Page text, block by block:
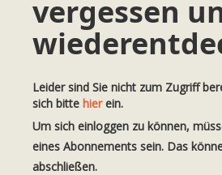
vergessen
Leider sind Sie nicht zum Zugriff
sich bitte hierein.
Um sich einloggen zu können,
eines Abonnements sein. Das
abschließen.